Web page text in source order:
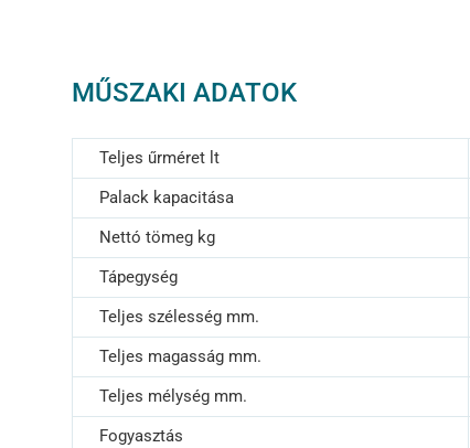
MŰSZAKI ADATOK
Teljes űrméret lt
Palack kapacitása
Nettó tömeg kg
Tápegység
Teljes szélesség mm.
Teljes magasság mm.
Teljes mélység mm.
Fogyasztás